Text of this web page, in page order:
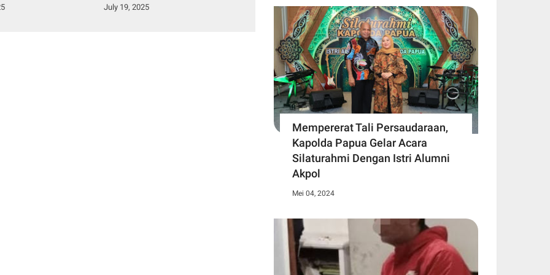
July 19, 2025
Mempererat Tali Persaudaraan,
Kapolda Papua Gelar Acara
Silaturahmi Dengan Istri Alumni
Akpol
Mei 04, 2024